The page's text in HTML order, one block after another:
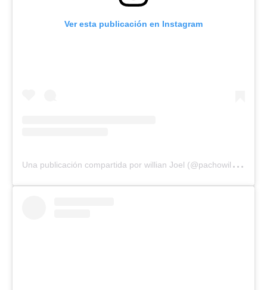
Ver esta publicación en Instagram
U
na publicación compartida por willian Joel (@pachowillian)